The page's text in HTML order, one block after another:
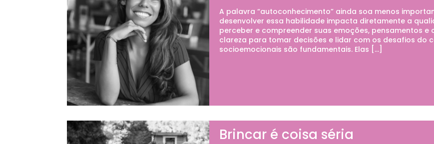
A palavra “autoconhecimento” ainda soa menos
desenvolver essa habilidade impacta diretamente a
perceber e compreender suas emoções, pensamentos
clareza para tomar decisões e lidar com os desafios do
socioemocionais são fundamentais. Elas […]
Brincar é coisa séria